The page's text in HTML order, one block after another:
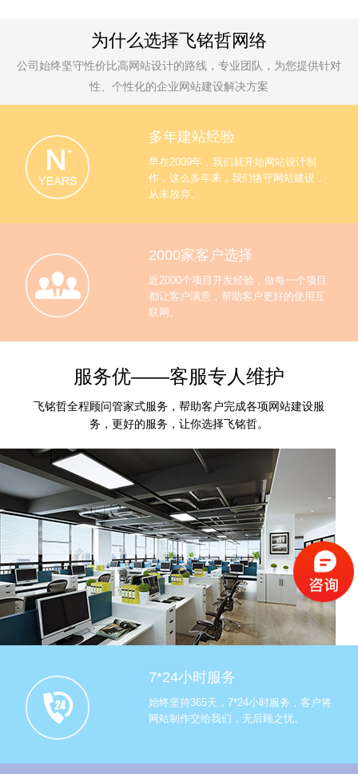
为什么选择飞铭哲网络
公司始终坚守性价比高网站设计的路线，专业团队，为您提供针对
性、个性化的企业网站建设解决方案
多年建站经验
早在2009年，我们就开始网站设计制
作，这么多年来，我们恪守网站建设，
从未放弃。
2000家客户选择
近2000个项目开发经验，做每一个项目
都让客户满意，帮助客户更好的使用互
联网。
服务优——客服专人维护
飞铭哲全程顾问管家式服务，帮助客户完成各项网站建设服
务，更好的服务，让你选择飞铭哲。
7*24小时服务
始终坚持365天，7*24小时服务，客户将
网站制作交给我们，无后顾之忧。